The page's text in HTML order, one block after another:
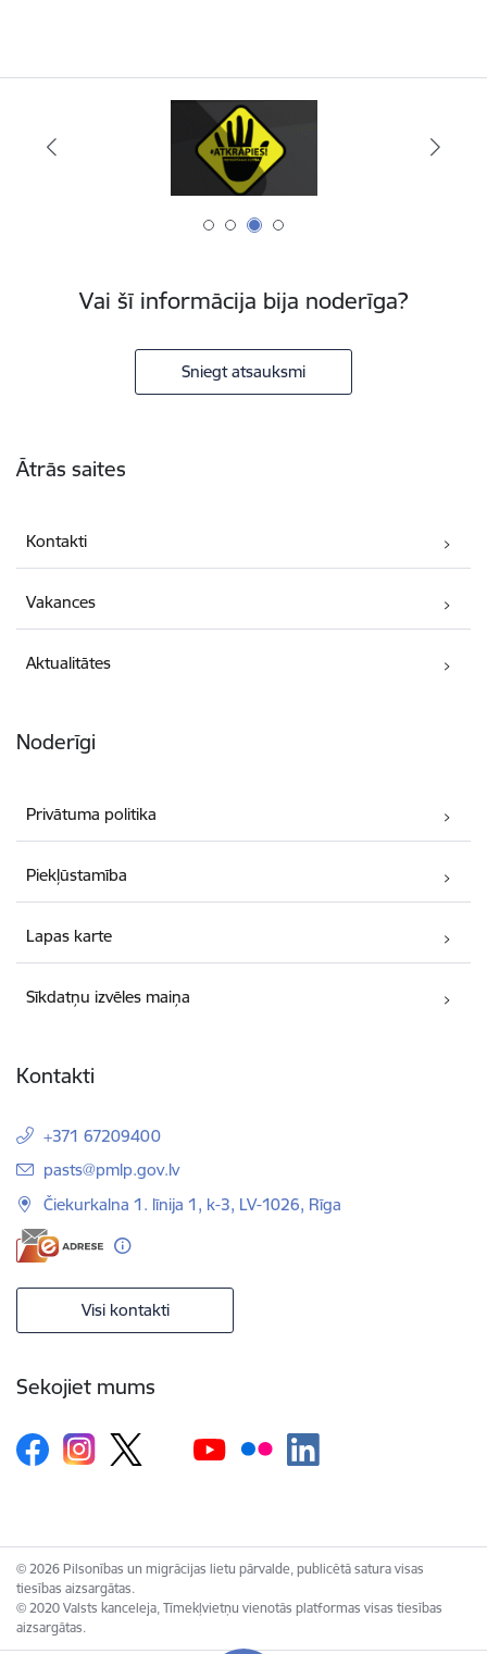
Vai šī informācija bija noderīga?
Sniegt atsauksmi
Ātrās saites
Kontakti
Vakances
Aktualitātes
Noderīgi
Privātuma politika
Piekļūstamība
Lapas karte
Sīkdatņu izvēles maiņa
Kontakti
+371 67209400
E-pasts:
pasts@pmlp.gov.lv
Čiekurkalna 1. līnija 1, k-3, LV-1026, Rīga
Visi kontakti
Sekojiet mums
© 2026 Pilsonības un migrācijas lietu pārvalde, publicētā satura visas
tiesības aizsargātas.
© 2020 Valsts kanceleja, Tīmekļvietņu vienotās platformas visas tiesības
aizsargātas.